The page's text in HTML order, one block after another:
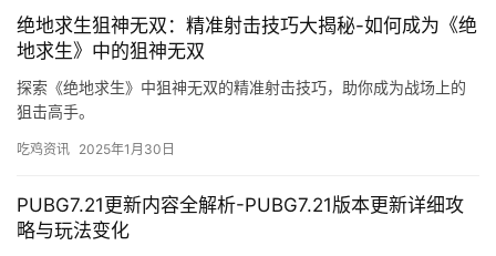
绝地求生狙神无双：精准射击技巧大揭秘-如何成为《绝
地求生》中的狙神无双
探索《绝地求生》中狙神无双的精准射击技巧，助你成为战场上的
狙击高手。
吃鸡资讯 2025年1月30日
PUBG7.21更新内容全解析-PUBG7.21版本更新详细攻
略与玩法变化